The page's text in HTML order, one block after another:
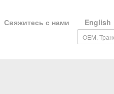
Свяжитесь с нами English